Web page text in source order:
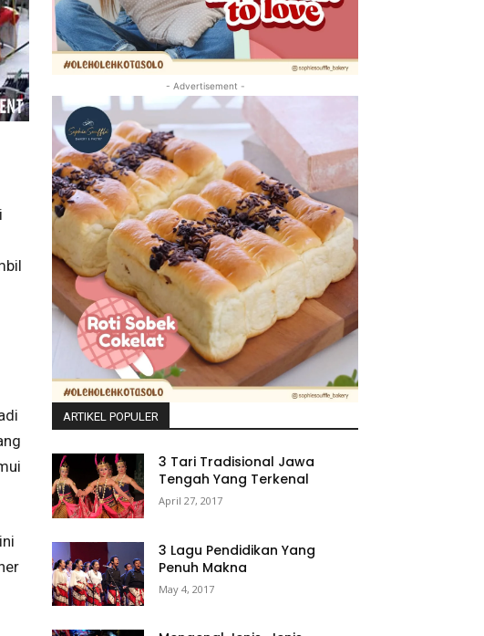
- Advertisement -
ARTIKEL POPULER
3 Tari Tradisional Jawa
Tengah Yang Terkenal
April 27, 2017
3 Lagu Pendidikan Yang
Penuh Makna
May 4, 2017